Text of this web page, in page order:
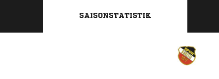
SAISONSTATISTIK